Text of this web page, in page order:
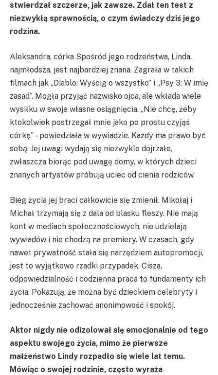
stwierdzał szczerze, jak zawsze. Zdał ten test z
niezwykłą sprawnością, o czym świadczy dziś jego
rodzina.
Aleksandra, córka Spośród jego rodzeństwa, Linda,
najmłodsza, jest najbardziej znana. Zagrała w takich
filmach jak „Diablo: Wyścig o wszystko” i „Psy 3: W imię
zasad”. Mogła przyjąć nazwisko ojca, ale wkłada wiele
wysiłku w swoje własne osiągnięcia. „Nie chcę, żeby
ktokolwiek postrzegał mnie jako po prostu czyjąś
córkę” – powiedziała w wywiadzie. Każdy ma prawo być
sobą. Jej uwagi wydają się niezwykle dojrzałe,
zwłaszcza biorąc pod uwagę domy, w których dzieci
znanych artystów próbują uciec od cienia rodziców.
Bieg życia jej braci całkowicie się zmienił. Mikołaj i
Michał trzymają się z dala od blasku fleszy. Nie mają
kont w mediach społecznościowych, nie udzielają
wywiadów i nie chodzą na premiery. W czasach, gdy
nawet prywatność stała się narzędziem autopromocji,
jest to wyjątkowo rzadki przypadek. Cisza,
odpowiedzialność i codzienna praca to fundamenty ich
życia. Pokazują, że można być dzieckiem celebryty i
jednocześnie zachować anonimowość i spokój.
Aktor nigdy nie odizolował się emocjonalnie od tego
aspektu swojego życia, mimo że pierwsze
małżeństwo Lindy rozpadło się wiele lat temu.
Mówiąc o swojej rodzinie, często wyraża